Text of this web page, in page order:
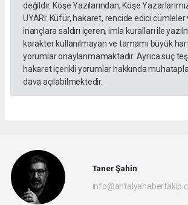
değildir. Köşe Yazılarından, Köşe
UYARI: Küfür, hakaret, rencide edici cümleler
inançlara saldırı içeren, imla kuralları ile
karakter kullanılmayan ve tamamı büyük
yorumlar onaylanmamaktadır. Ayrıca suç
hakaret içerikli yorumlar hakkında
dava açılabilmektedir.
Taner Şahin